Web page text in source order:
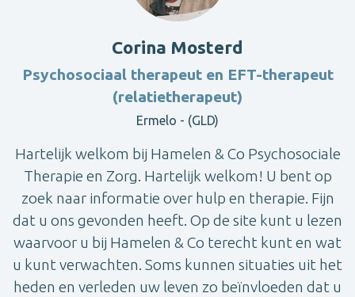
Corina Mosterd
Psychosociaal therapeut en EFT-therapeut
(relatietherapeut)
Ermelo - (GLD)
Hartelijk welkom bij Hamelen & Co Psychosociale
Therapie en Zorg. Hartelijk welkom! U bent op
zoek naar informatie over hulp en therapie. Fijn
dat u ons gevonden heeft. Op de site kunt u lezen
waarvoor u bij Hamelen & Co terecht kunt en wat
u kunt verwachten. Soms kunnen situaties uit het
heden en verleden uw leven zo beïnvloeden dat u